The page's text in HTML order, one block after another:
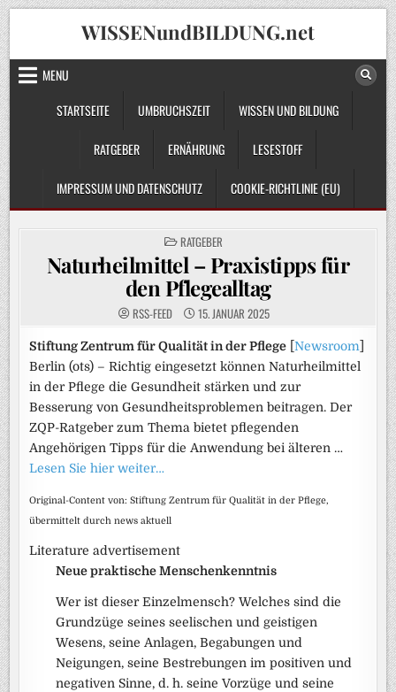
Skip
to
content
WISSENundBILDUNG.net
MENU
STARTSEITE
UMBRUCHSZEIT WISSEN UND BILDUNG
RATGEBER ERNÄHRUNG LESESTOFF
IMPRESSUM UND DATENSCHUTZ COOKIE-RICHTLINIE (EU)
POSTED
IN
RATGEBER
Naturheilmittel – Praxistipps für
den Pflegealltag
RSS-FEED 15. JANUAR 2025
Stiftung Zentrum für Qualität in der Pflege [Newsroom
Berlin (ots) – Richtig eingesetzt können Naturheilmittel
in der Pflege die Gesundheit stärken und zur
Besserung von Gesundheitsproblemen beitragen. Der
ZQP-Ratgeber zum Thema bietet pflegenden
Angehörigen Tipps für die Anwendung bei älteren …
Lesen Sie hier weiter…
Original-Content von: Stiftung Zentrum für Qualität in der Pflege,
übermittelt durch news aktuell
Literature advertisement
Neue praktische Menschenkenntnis
Wer ist dieser Einzelmensch? Welches sind die
Grundzüge seines seelischen und geistigen
Wesens, seine Anlagen, Begabungen und
Neigungen, seine Bestrebungen im positiven und
negativen Sinne, d. h. seine Vorzüge und seine